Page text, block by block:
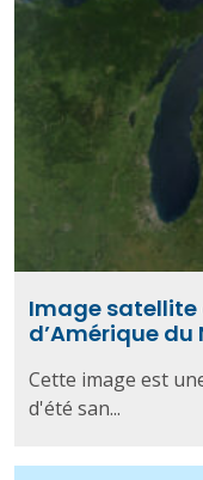
Image satellite
d’Amérique du
Cette image est
d'été san...